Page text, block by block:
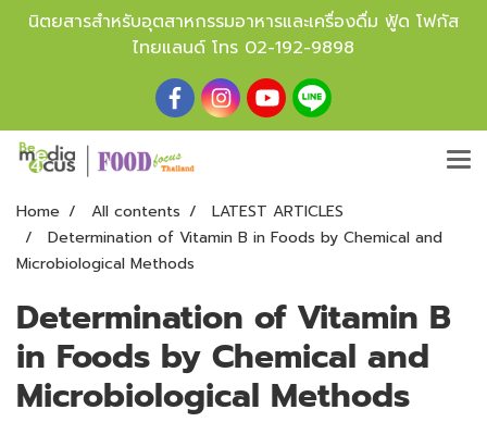
นิตยสารสำหรับอุตสาหกรรมอาหารและเครื่องดื่ม ฟู้ด โฟกัส
ไทยแลนด์ โทร 02-192-9898
Home All contents
LATEST ARTICLES
Determination of Vitamin B in Foods by Chemical and
Microbiological Methods
Determination of Vitamin B
in Foods by Chemical and
Microbiological Methods